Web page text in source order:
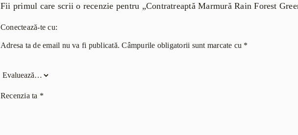
Fii primul care scrii o recenzie pentru „Contratreaptă Marmură Rain Forest
Conectează-te cu:
Adresa ta de email nu va fi publicată. Câmpurile obligatorii sunt marcate cu *
Recenzia ta *